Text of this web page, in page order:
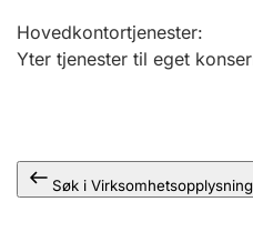
Andre tema
Hovedkontortjenester:
Yter tjenester til eget
Søk i